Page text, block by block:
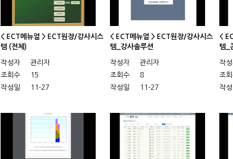
< ECT메뉴얼 > ECT원장/강사시스
템 (전체)
작성자
관리자
조회수
15
작성일
11-27
< ECT메뉴얼 > ECT원장/강사시스
템_강사솔루션
작성자
관리자
조회수
8
작성일
11-27
<
템_
작
조
작성